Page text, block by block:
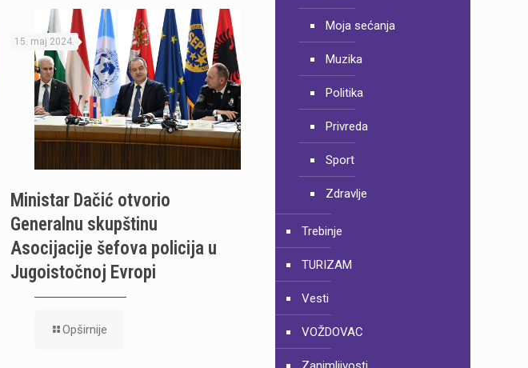
15. maj 2024.
Ministar Dačić otvorio
Generalnu skupštinu
Asocijacije šefova policija u
Jugoistočnoj Evropi
Opširnije
Moja sećanja
Muzika
Politika
Privreda
Sport
Zdravlje
Trebinje
TURIZAM
Vesti
VOŽDOVAC